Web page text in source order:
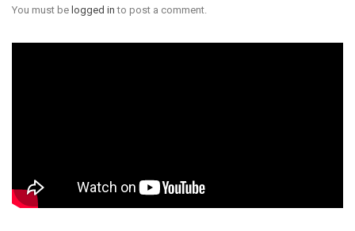
You must be logged in to post a comment.